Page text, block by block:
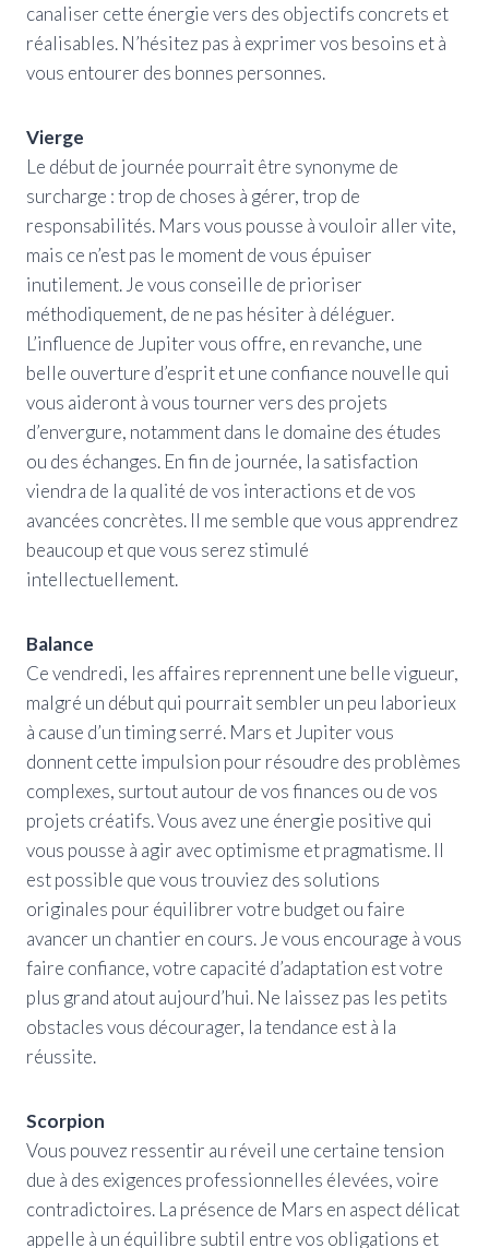
canaliser cette énergie vers des objectifs concrets et
réalisables. N’hésitez pas à exprimer vos besoins et à
vous entourer des bonnes personnes.
Vierge
Le début de journée pourrait être synonyme de
surcharge : trop de choses à gérer, trop de
responsabilités. Mars vous pousse à vouloir aller vite,
mais ce n’est pas le moment de vous épuiser
inutilement. Je vous conseille de prioriser
méthodiquement, de ne pas hésiter à déléguer.
L’influence de Jupiter vous offre, en revanche, une
belle ouverture d’esprit et une confiance nouvelle qui
vous aideront à vous tourner vers des projets
d’envergure, notamment dans le domaine des études
ou des échanges. En fin de journée, la satisfaction
viendra de la qualité de vos interactions et de vos
avancées concrètes. Il me semble que vous apprendrez
beaucoup et que vous serez stimulé
intellectuellement.
Balance
Ce vendredi, les affaires reprennent une belle vigueur,
malgré un début qui pourrait sembler un peu laborieux
à cause d’un timing serré. Mars et Jupiter vous
donnent cette impulsion pour résoudre des problèmes
complexes, surtout autour de vos finances ou de vos
projets créatifs. Vous avez une énergie positive qui
vous pousse à agir avec optimisme et pragmatisme. Il
est possible que vous trouviez des solutions
originales pour équilibrer votre budget ou faire
avancer un chantier en cours. Je vous encourage à vous
faire confiance, votre capacité d’adaptation est votre
plus grand atout aujourd’hui. Ne laissez pas les petits
obstacles vous décourager, la tendance est à la
réussite.
Scorpion
Vous pouvez ressentir au réveil une certaine tension
due à des exigences professionnelles élevées, voire
contradictoires. La présence de Mars en aspect délicat
appelle à un équilibre subtil entre vos obligations et